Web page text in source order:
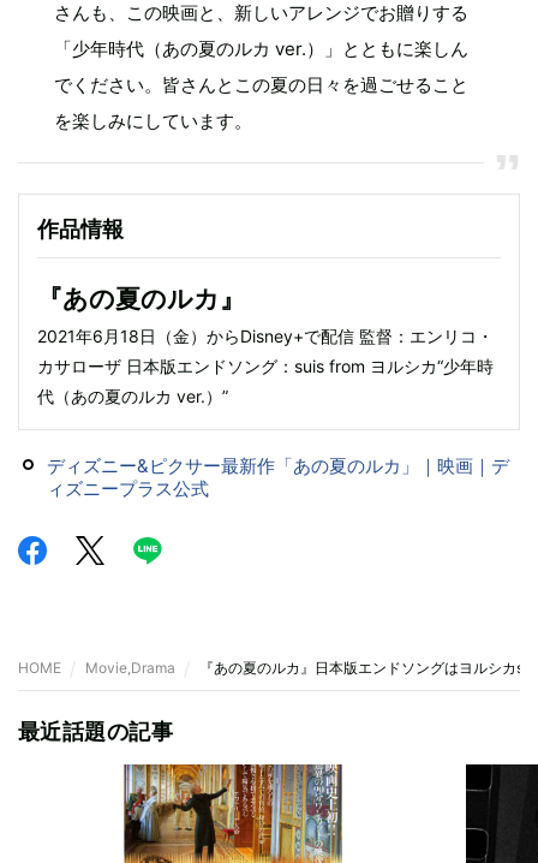
さんも、この映画と、新しいアレンジでお贈りする
「少年時代（あの夏のルカ ver.）」とともに楽しん
でください。皆さんとこの夏の日々を過ごせること
を楽しみにしています。
作品情報
『あの夏のルカ』
2021年6月18日（金）からDisney+で配信 監督：エンリコ・
カサローザ 日本版エンドソング：suis from ヨルシカ“少年時
代（あの夏のルカ ver.）”
ディズニー&ピクサー最新作「あの夏のルカ」｜映画｜デ
ィズニープラス公式
HOME Movie,Drama 『あの夏のルカ』日本版エンドソングはヨルシカ
最近話題の記事